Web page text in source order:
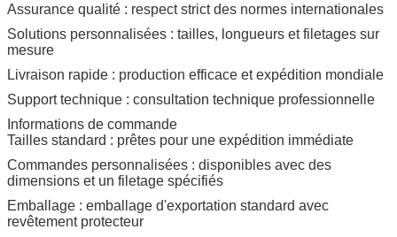
Assurance qualité : respect strict des normes internationales
Solutions personnalisées : tailles, longueurs et filetages sur
mesure
Livraison rapide : production efficace et expédition mondiale
Support technique : consultation technique professionnelle
Informations de commande
Tailles standard : prêtes pour une expédition immédiate
Commandes personnalisées : disponibles avec des
dimensions et un filetage spécifiés
Emballage : emballage d'exportation standard avec
revêtement protecteur